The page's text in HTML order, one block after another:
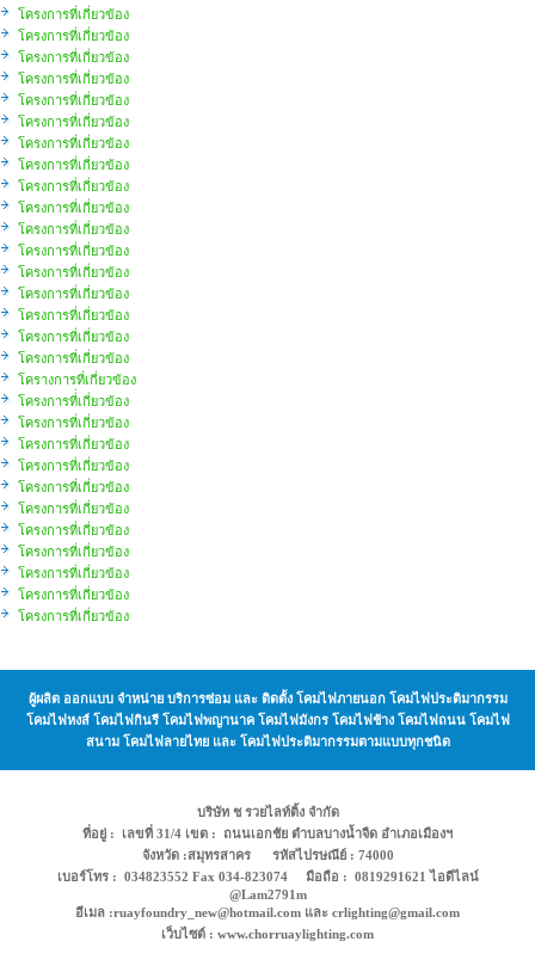
โครงการที่เกี่ยวข้อง
โครงการที่เกี่ยวข้อง
โครงการที่เกี่ยวข้อง
โครงการที่เกี่ยวข้อง
โครงการที่เกี่ยวข้อง
โครงการที่เกี่ยวข้อง
โครงการที่เกี่ยวข้อง
โครงการที่เกี่ยวข้อง
โครงการที่เกี่ยวข้อง
โครงการที่เกี่ยวข้อง
โครงการที่เกี่ยวข้อง
โครงการที่เกี่ยวข้อง
โครงการที่เกี่ยวข้อง
โครงการที่เกี่ยวข้อง
โครงการที่เกี่ยวข้อง
โครงการที่เกี่ยวข้อง
โครงการที่เกี่ยวข้อง
โครางการที่เกี่ยวข้อง
โครงการที่่เกี่ยวข้อง
โครงการที่เกี่ยวข้อง
โครงการที่เกี่ยวข้อง
โครงการที่เกี่ยวข้อง
โครงการที่เกี่ยวข้อง
โครงการที่เกี่ยวข้อง
โครงการที่เกี่ยวข้อง
โครงการที่เกี่ยวข้อง
โครงการที่เกี่ยวข้อง
โครงการที่เกี่ยวข้อง
โครงการที่เกี่ยวข้อง
ผู้ผลิต ออกแบบ จำหน่าย บริการซ่อม และ ติดตั้ง โคมไฟภายนอก โคมไฟประติมากรรม
โคมไฟหงส์ โคมไฟกินรี โคมไฟพญานาค โคมไฟมังกร โคมไฟช้าง โคมไฟถนน โคมไฟ
สนาม โคมไฟลายไทย และ โคมไฟประติมากรรมตามแบบทุกชนิด
บริษัท ช รวยไลท์ติ้ง จำกัด
ที่อยู่ : เลขที่ 31/4 เขต : ถนนเอกชัย ตำบลบางน้ำจืด อำเภอเมืองฯ
จังหวัด :สมุทรสาคร รหัสไปรษณีย์ : 74000
เบอร์โทร : 034823552 Fax 034-823074 มือถือ : 0819291621 ไอดีไลน์
@Lam2791m
อีเมล :ruayfoundry_new@hotmail.com และ crlighting@gmail.com
เว็บไซต์ : www.chorruaylighting.com